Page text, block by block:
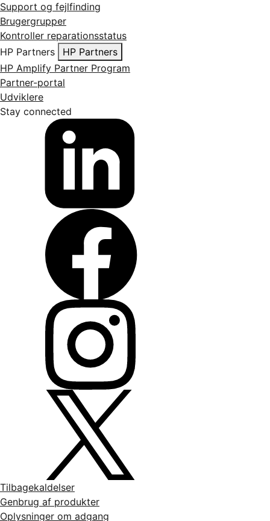
Support og fejlfinding
Brugergrupper
Kontroller reparationsstatus
HP Partners
HP Partners
HP Amplify Partner Program
Partner-portal
Udviklere
Stay connected
Tilbagekaldelser
Genbrug af produkter
Oplysninger om adgang